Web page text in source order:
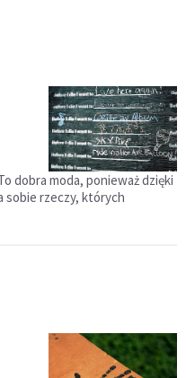
dobra moda, ponieważ dzięki
sobie rzeczy, których